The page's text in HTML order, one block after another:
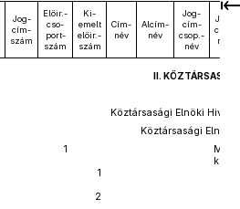
Jog-
cím-
szám
Előir.-
cso-
port-
szám
Ki-
emelt
előir.-
szám
Cím-
név
Alcím-
név
Jog-
cím-
csop.-
név
Jog-
cím-
név
II. KÖZTÁRSASÁGI
Köztársasági Elnöki Hivatal
Köztársasági Elnöki
1
1
2